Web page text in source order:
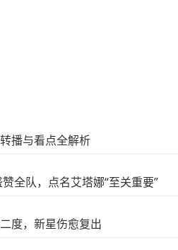
播与看点全解析
全队，点名艾塔娜“至关重要”
度，新星伤愈复出